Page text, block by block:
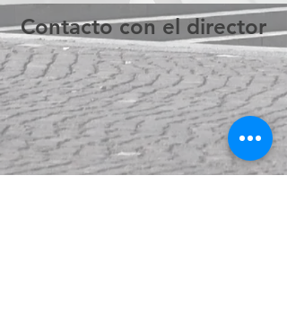
Contacto con el director